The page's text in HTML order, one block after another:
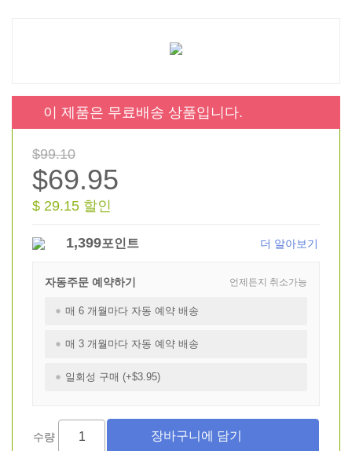
이 제품은 무료배송 상품입니다.
$99.10
$69.95
$ 29.15 할인
1,399포인트 더 알아보기
언제든지 취소가능
자동주문 예약하기
매 6 개월마다 자동 예약 배송
매 3 개월마다 자동 예약 배송
일회성 구매 (+$3.95)
수량